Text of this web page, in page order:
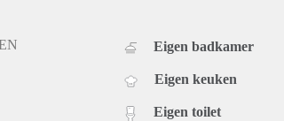
Eigen badkamer
Eigen keuken
Eigen toilet